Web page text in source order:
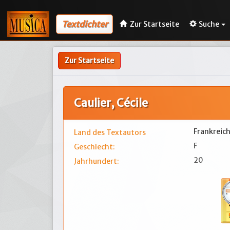
Textdichter Zur Startseite Suche
Zur Startseite
Caulier, Cécile
Land des Textautors
Frankreich
Geschlecht:
F
Jahrhundert:
20